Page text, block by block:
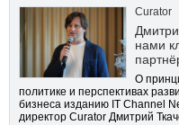
Curator
нами
О
политике и перспективах
бизнеса изданию IT Channel
директор Curator Дмитрий